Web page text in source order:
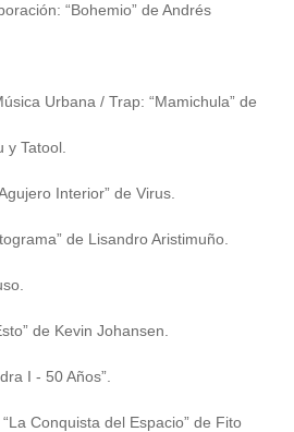
“Bohemio” de Andrés
Urbana / Trap: “Mamichula” de
y Tatool.
Interior” de Virus.
de Lisandro Aristimuño.
de Kevin Johansen.
I - 50 Años”.
Conquista del Espacio” de Fito